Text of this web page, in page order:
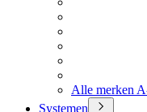
Alle merken
Systemen